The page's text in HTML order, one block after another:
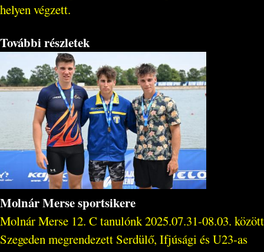
helyen végzett.
További részletek
Molnár Merse sportsikere
Molnár Merse 12. C tanulónk 2025.07.31-08.03. között
Szegeden megrendezett Serdülő, Ifjúsági és U23-as